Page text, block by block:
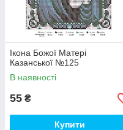
Ікона Божої Матері
Казанської №125
В наявності
55 ₴
Купити